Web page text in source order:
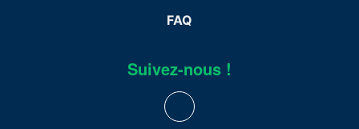
FAQ
Suivez-nous !